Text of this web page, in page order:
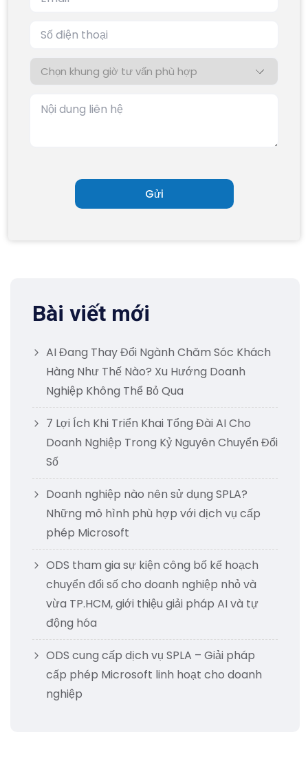
Bài viết mới
AI Đang Thay Đổi Ngành Chăm Sóc Khách
Hàng Như Thế Nào? Xu Hướng Doanh
Nghiệp Không Thể Bỏ Qua
7 Lợi Ích Khi Triển Khai Tổng Đài AI Cho
Doanh Nghiệp Trong Kỷ Nguyên Chuyển Đổi
Số
Doanh nghiệp nào nên sử dụng SPLA?
Những mô hình phù hợp với dịch vụ cấp
phép Microsoft
ODS tham gia sự kiện công bố kế hoạch
chuyển đổi số cho doanh nghiệp nhỏ và
vừa TP.HCM, giới thiệu giải pháp AI và tự
động hóa
ODS cung cấp dịch vụ SPLA – Giải pháp
cấp phép Microsoft linh hoạt cho doanh
nghiệp